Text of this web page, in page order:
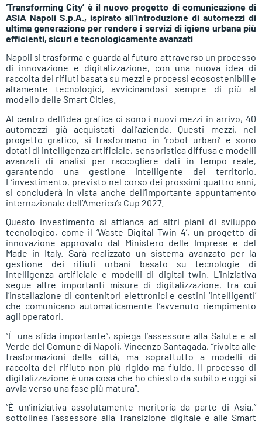
‘Transforming City’ è il nuovo progetto di comunicazione di
ASIA Napoli S.p.A., ispirato all’introduzione di automezzi di
ultima generazione per rendere i servizi di igiene urbana più
efficienti, sicuri e tecnologicamente avanzati
Napoli si trasforma e guarda al futuro attraverso un processo
di innovazione e digitalizzazione, con una nuova idea di
raccolta dei rifiuti basata su mezzi e processi ecosostenibili e
altamente tecnologici, avvicinandosi sempre di più al
modello delle Smart Cities.
Al centro dell’idea grafica ci sono i nuovi mezzi in arrivo, 40
automezzi già acquistati dall’azienda. Questi mezzi, nel
progetto grafico, si trasformano in ‘robot urbani’ e sono
dotati di intelligenza artificiale, sensoristica diffusa e modelli
avanzati di analisi per raccogliere dati in tempo reale,
garantendo una gestione intelligente del territorio.
L’investimento, previsto nel corso dei prossimi quattro anni,
si concluderà in vista anche dell’importante appuntamento
internazionale dell’America’s Cup 2027.
Questo investimento si affianca ad altri piani di sviluppo
tecnologico, come il ‘Waste Digital Twin 4’, un progetto di
innovazione approvato dal Ministero delle Imprese e del
Made in Italy. Sarà realizzato un sistema avanzato per la
gestione dei rifiuti urbani basato su tecnologie di
intelligenza artificiale e modelli di digital twin. L’iniziativa
segue altre importanti misure di digitalizzazione, tra cui
l’installazione di contenitori elettronici e cestini ‘intelligenti’
che comunicano automaticamente l’avvenuto riempimento
agli operatori.
“È una sfida importante”, spiega l’assessore alla Salute e al
Verde del Comune di Napoli, Vincenzo Santagada, “rivolta alle
trasformazioni della città, ma soprattutto a modelli di
raccolta del rifiuto non più rigido ma fluido. Il processo di
digitalizzazione è una cosa che ho chiesto da subito e oggi si
avvia verso una fase più matura”.
“È un’iniziativa assolutamente meritoria da parte di Asia,”
sottolinea l’assessore alla Transizione digitale e alle Smart